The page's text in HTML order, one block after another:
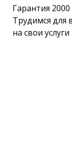
Гарантия
Трудимся для
на свои